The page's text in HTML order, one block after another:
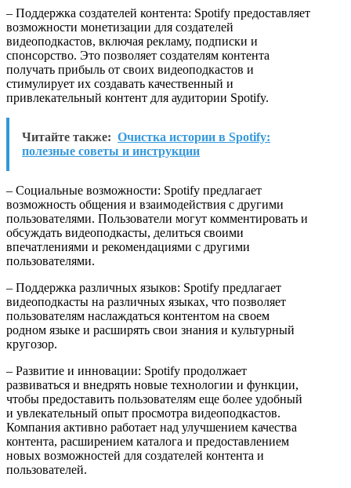
– Поддержка создателей контента: Spotify предоставляет
возможности монетизации для создателей
видеоподкастов, включая рекламу, подписки и
спонсорство. Это позволяет создателям контента
получать прибыль от своих видеоподкастов и
стимулирует их создавать качественный и
привлекательный контент для аудитории Spotify.
Читайте также: Очистка истории в Spotify:
полезные советы и инструкции
– Социальные возможности: Spotify предлагает
возможность общения и взаимодействия с другими
пользователями. Пользователи могут комментировать и
обсуждать видеоподкасты, делиться своими
впечатлениями и рекомендациями с другими
пользователями.
– Поддержка различных языков: Spotify предлагает
видеоподкасты на различных языках, что позволяет
пользователям наслаждаться контентом на своем
родном языке и расширять свои знания и культурный
кругозор.
– Развитие и инновации: Spotify продолжает
развиваться и внедрять новые технологии и функции,
чтобы предоставить пользователям еще более удобный
и увлекательный опыт просмотра видеоподкастов.
Компания активно работает над улучшением качества
контента, расширением каталога и предоставлением
новых возможностей для создателей контента и
пользователей.